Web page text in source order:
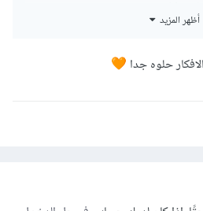
يحتاج تكبيرا.
حقيقية، اذ يخيل أنها صورة للهاتف
قليلا، بحيث تكون بشكل متداخل
أظهر المزيد
حلوه جدا 🧡